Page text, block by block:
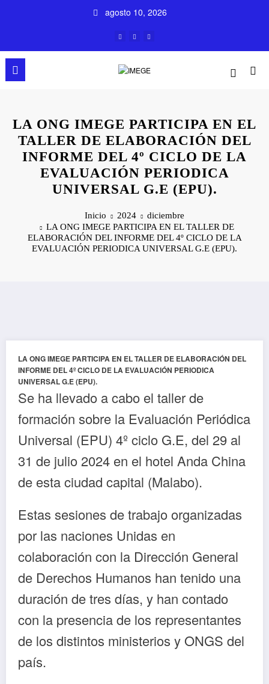
agosto 10, 2026
LA ONG IMEGE PARTICIPA EN EL
TALLER DE ELABORACIÓN DEL
INFORME DEL 4º CICLO DE LA
EVALUACIÓN PERIODICA
UNIVERSAL G.E (EPU).
Inicio 2024
diciembre
LA ONG IMEGE PARTICIPA EN EL TALLER DE
ELABORACIÓN DEL INFORME DEL 4º CICLO DE LA
EVALUACIÓN PERIODICA UNIVERSAL G.E (EPU).
LA ONG IMEGE PARTICIPA EN EL TALLER DE ELABORACIÓN DEL
INFORME DEL 4º CICLO DE LA EVALUACIÓN PERIODICA
UNIVERSAL G.E (EPU).
Se ha llevado a cabo el taller de
formación sobre la Evaluación Periódica
Universal (EPU) 4º ciclo G.E, del 29 al
31 de julio 2024 en el hotel Anda China
de esta ciudad capital (Malabo).
Estas sesiones de trabajo organizadas
por las naciones Unidas en
colaboración con la Dirección General
de Derechos Humanos han tenido una
duración de tres días, y han contado
con la presencia de los representantes
de los distintos ministerios y ONGS del
país.